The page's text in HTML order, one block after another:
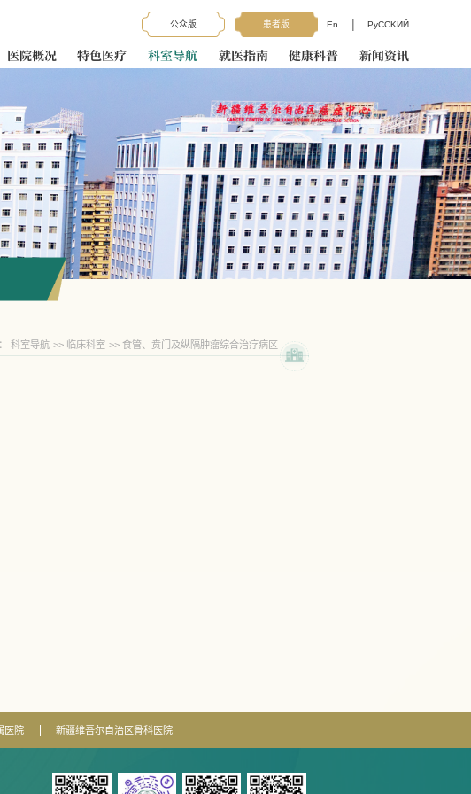
公众版 患者版 En | PyCCKИЙ
医院概况 特色医疗 科室导航 就医指南 健康科普 新闻资讯
科室导航 >> 临床科室 >> 食管、贲门及纵隔肿瘤综合治疗病区
医院 新疆维吾尔自治区骨科医院